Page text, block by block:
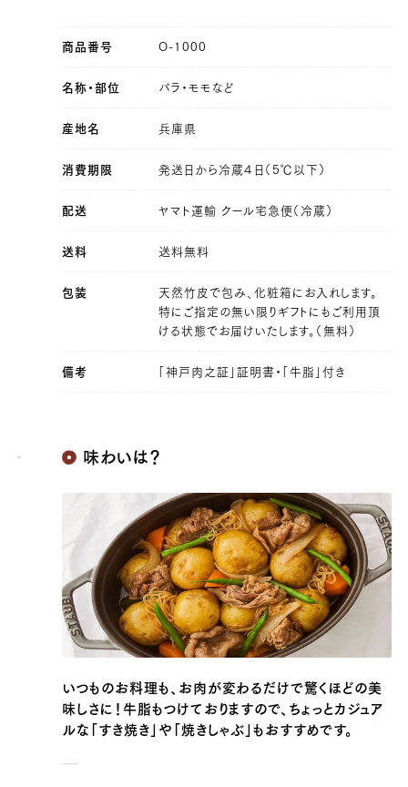
商品番号 O-1000
名称・部位 バラ・モモなど
産地名 兵庫県
消費期限 発送日から冷蔵４日（5℃以下）
配送 ヤマト運輸 クール宅急便（冷蔵）
送料 送料無料
包装
天然竹皮で包み、化粧箱にお入れします。
特にご指定の無い限りギフトにもご利用頂
ける状態でお届けいたします。（無料）
備考 「神戸肉之証」証明書・「牛脂」付き
味わいは？
いつものお料理も、お肉が変わるだけで驚くほどの美
味しさに！牛脂もつけておりますので、ちょっとカジュア
ルな「すき焼き」や「焼きしゃぶ」もおすすめです。